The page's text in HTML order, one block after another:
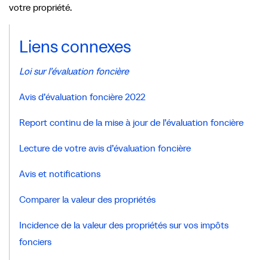
votre propriété.
Liens connexes
Loi sur l’évaluation foncière
Avis d’évaluation foncière 2022
Report continu de la mise à jour de l’évaluation foncière
Lecture de votre avis d’évaluation foncière
Avis et notifications
Comparer la valeur des propriétés
Incidence de la valeur des propriétés sur vos impôts
fonciers